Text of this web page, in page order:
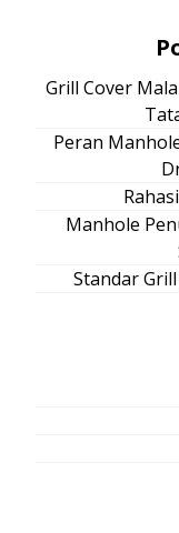
Grill Cover
Peran
Manhole
Standar